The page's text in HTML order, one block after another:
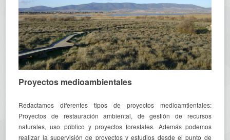
Proyectos medioambientales
Redactamos diferentes tipos de proyectos medioamtientales:
Proyectos de restauración ambiental, de gestión de recursos
naturales, uso público y proyectos forestales. Además podemos
realizar la supervisión de proyectos y estudios desde el punto de